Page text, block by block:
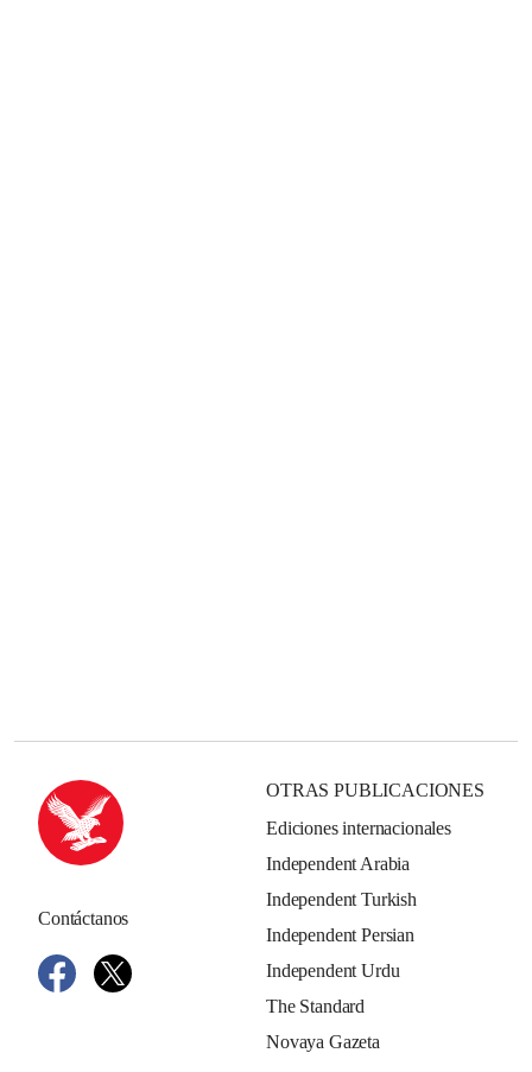
Contáctanos
OTRAS PUBLICACIONES
Ediciones internacionales
Independent Arabia
Independent Turkish
Independent Persian
Independent Urdu
The Standard
Novaya Gazeta